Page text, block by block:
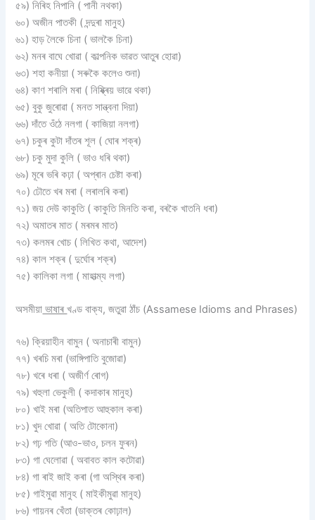
৫৯) নিৰিহ নিপানি ( পানী নথকা)
৬০) অজীন পাতকী ( দন্দুৰা মানুহ)
৬১) হাড় লৈকে চিনা ( ভালকৈ চিনা)
৬২) মনৰ বাঘে খোৱা ( কাল্পনিক ভাৱত আতুৰ হোৱা)
৬৩) শহা কনীয়া ( সৰুকৈ কলেও শুনা)
৬৪) কাণ শৰালি মৰা ( নিষ্ক্ৰিয় ভাৱে থকা)
৬৫) বুকু জুৰোৱা ( মনত সান্ত্বনা দিয়া)
৬৬) দাঁতে ওঁঠে নলগা ( কাজিয়া নলগা)
৬৭) চকুৰ কুটা দাঁতৰ শূল ( ঘোৰ শক্ৰ)
৬৮) চকু মুদা কুলি ( ভাও ধৰি থকা)
৬৯) মূৰে ভৰি কঢ়া ( অপ্ৰান চেষ্টা কৰা)
৭০) ঢৌতে খৰ মৰা ( লৰালৰি কৰা)
৭১) জয় দেউ কাকুতি ( কাকুতি মিনতি কৰা, বৰকৈ খাতনি ধৰা)
৭২) অমাতৰ মাত ( মৰমৰ মাত)
৭৩) কলমৰ খােচ ( লিখিত কথা, আদেশ)
৭৪) কাল শক্ৰ ( দুৰ্ঘোৰ শক্ৰ)
৭৫) কালিকা লগা ( মাহাত্ম্য লগা)
অসমীয়া ভাষাৰখণ্ড বাক্য, জতুৱা ঠাঁচ (Assamese Idioms and Phrases)
৭৬) ক্রিয়াহীন বামুন ( অনাচাৰী বামুন)
৭৭) খৰচি মৰা (ভাঙ্গিপাতি বুজোৱা)
৭৮) খৰে ধৰা ( অজীৰ্ণ ৰোগ)
৭৯) খহুলা ভেকুলী ( কদাকাৰ মানুহ)
৮০) খাই মৰা (অতিপাত আহুকাল কৰা)
৮১) খুদ খোৱা ( অতি টোকোনা)
৮২) গঢ় গতি (আও-ভাও, চলন ফুৰন)
৮৩) গা ঘেলোৱা ( অবাবত কাল কটোৱা)
৮৪) গা ৰাই জাই কৰা (গা অস্থিৰ কৰা)
৮৫) গাইমুৱা মানুহ ( মাইকীমুৱা মানুহ)
৮৬) গায়নৰ খেঁতা (ডাক্তৰ কোঢ়াল)